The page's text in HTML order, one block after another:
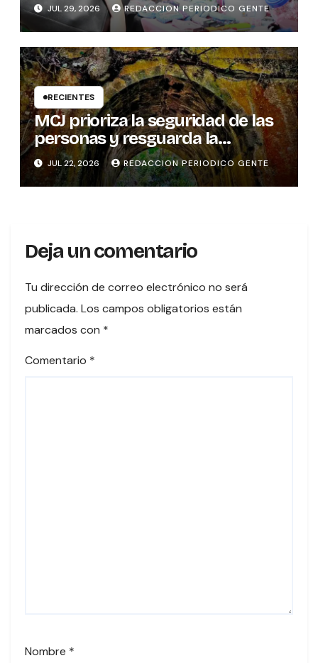
JUL 29, 2026 REDACCION PERIODICO GENTE
RECIENTES
MCJ prioriza la seguridad de las
personas y resguarda la
memoria histórica del puente
sobre el río Tures
JUL 22, 2026 REDACCION PERIODICO GENTE
Deja un comentario
Tu dirección de correo electrónico no será
publicada. Los campos obligatorios están
marcados con *
Comentario *
Nombre *